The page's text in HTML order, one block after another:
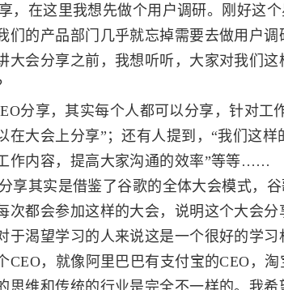
在这里我想先做个用户调研。刚好这
们的产品部门几乎就忘掉需要去做用户
大会分享之前，我想听听，大家对我们
分享，其实每个人都可以分享，针对工
在大会上分享”；还有人提到，“我们这
作内容，提高大家沟通的效率”等等……
其实是借鉴了谷歌的全体大会模式，
次都会参加这样的大会，说明这个大会
于渴望学习的人来说这是一个很好的学
CEO，就像阿里巴巴有支付宝的CEO，
思维和传统的行业是完全不一样的。我